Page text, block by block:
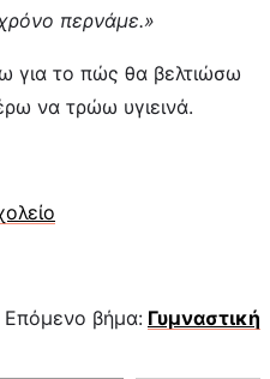
περνάμε.»
για το πώς θα βελτιώσω
να τρώω υγιεινά.
Επόμενο βήμα: Γυμναστική